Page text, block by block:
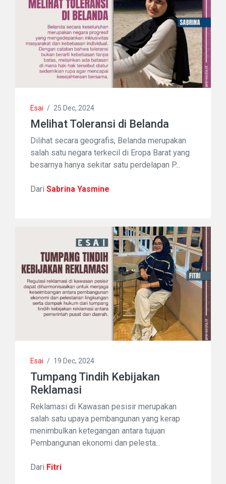
Esai / 25 Dec, 2024
Melihat Toleransi di Belanda
Dilihat secara geografis, Belanda merupakan
salah satu negara terkecil di Eropa Barat yang
besarnya hanya sekitar satu perdelapan P...
Dari Sabrina Yasmine
Esai / 19 Dec, 2024
Tumpang Tindih Kebijakan
Reklamasi
Reklamasi di Kawasan pesisir merupakan
salah satu upaya pembangunan yang kerap
menimbulkan ketegangan antara tujuan
Pembangunan ekonomi dan pelesta...
Dari Fitri